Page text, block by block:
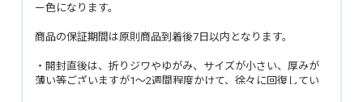
ー色になります。
商品の保証期間は原則商品到着後7日以内となります。
・開封直後は、折りジワやゆがみ、サイズが小さい、厚みが
薄い等ございますが1～2週間程度かけて、徐々に回復してい